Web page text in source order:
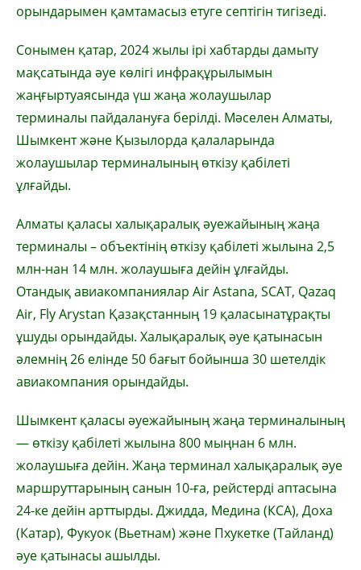
орындарымен қамтамасыз етуге септігін тигізеді.
Сонымен қатар, 2024 жылы ірі хабтарды дамыту
мақсатында әуе көлігі инфрақұрылымын
жаңғыртуаясында үш жаңа жолаушылар
терминалы пайдалануға берілді. Мәселен Алматы,
Шымкент және Қызылорда қалаларында
жолаушылар терминалының өткізу қабілеті
ұлғайды.
Алматы қаласы халықаралық әуежайының жаңа
терминалы – объектінің өткізу қабілеті жылына 2,5
млн-нан 14 млн. жолаушыға дейін ұлғайды.
Отандық авиакомпаниялар Air Astana, SCAT, Qazaq
Air, Fly Arystan Қазақстанның 19 қаласынатұрақты
ұшуды орындайды. Халықаралық әуе қатынасын
әлемнің 26 елінде 50 бағыт бойынша 30 шетелдік
авиакомпания орындайды.
Шымкент қаласы әуежайының жаңа терминалының
— өткізу қабілеті жылына 800 мыңнан 6 млн.
жолаушыға дейін. Жаңа терминал халықаралық әуе
маршруттарының санын 10-ға, рейстерді аптасына
24-ке дейін арттырды. Джидда, Медина (КСА), Доха
(Катар), Фукуок (Вьетнам) және Пхукетке (Тайланд)
әуе қатынасы ашылды.